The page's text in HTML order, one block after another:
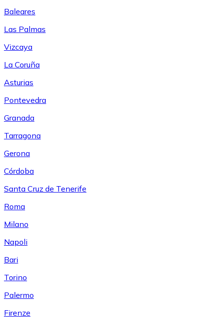
Baleares
Las Palmas
Vizcaya
La Coruña
Asturias
Pontevedra
Granada
Tarragona
Gerona
Córdoba
Santa Cruz de Tenerife
Roma
Milano
Napoli
Bari
Torino
Palermo
Firenze